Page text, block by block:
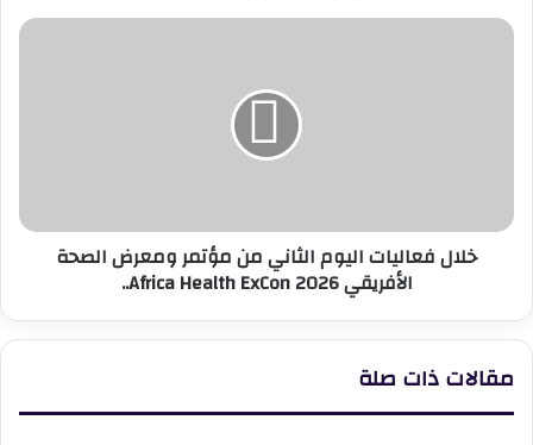
up
خلال
الأفريقي
Africaخلال فعاليات اليوم الثاني من مؤتمر ومعرض الصحة
الأفريقي Africa Health ExCon 2026..
مقالات ذات صلة